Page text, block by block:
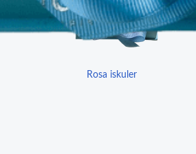
Rosa iskuler